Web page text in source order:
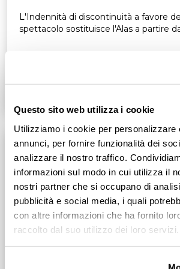
Questo sito web utilizza i cookie
Utilizziamo i cookie per personalizzare
annunci, per fornire funzionalità dei
analizzare il nostro traffico.
informazioni sul modo in cui utilizza il
nostri partner che si occupano di
pubblicità e social media, i quali
con altre informazioni che ha fornito
raccolto dal suo utilizzo dei loro servizi.
L'Indennità di discontinuità a favore
spettacolo sostituisce l'Alas a partire
4min